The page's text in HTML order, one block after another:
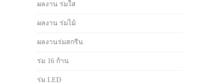
ผลงาน ร่มใส
ผลงาน ร่มไม้
ผลงานร่มสกรีน
ร่ม 16 ก้าน
ร่ม LED